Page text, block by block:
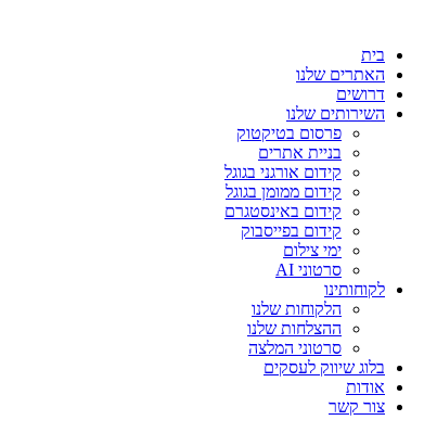
בית
האתרים שלנו
דרושים
השירותים שלנו
פרסום בטיקטוק
בניית אתרים
קידום אורגני בגוגל
קידום ממומן בגוגל
קידום באינסטגרם
קידום בפייסבוק
ימי צילום
סרטוני AI
לקוחותינו
הלקוחות שלנו
ההצלחות שלנו
סרטוני המלצה
בלוג שיווק לעסקים
אודות
צור קשר